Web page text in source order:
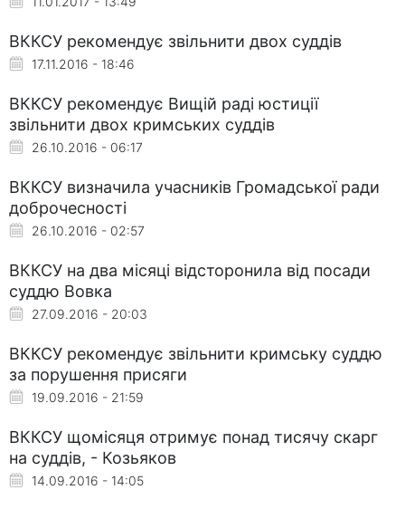
ВККСУ рекомендує звільнити двох суддів
17.11.2016 - 18:46
ВККСУ рекомендує Вищій раді юстиції
звільнити двох кримських суддів
26.10.2016 - 06:17
ВККСУ визначила учасників Громадської ради
доброчесності
26.10.2016 - 02:57
ВККСУ на два місяці відсторонила від посади
суддю Вовка
27.09.2016 - 20:03
ВККСУ рекомендує звільнити кримську суддю
за порушення присяги
19.09.2016 - 21:59
ВККСУ щомісяця отримує понад тисячу скарг
на суддів, - Козьяков
14.09.2016 - 14:05